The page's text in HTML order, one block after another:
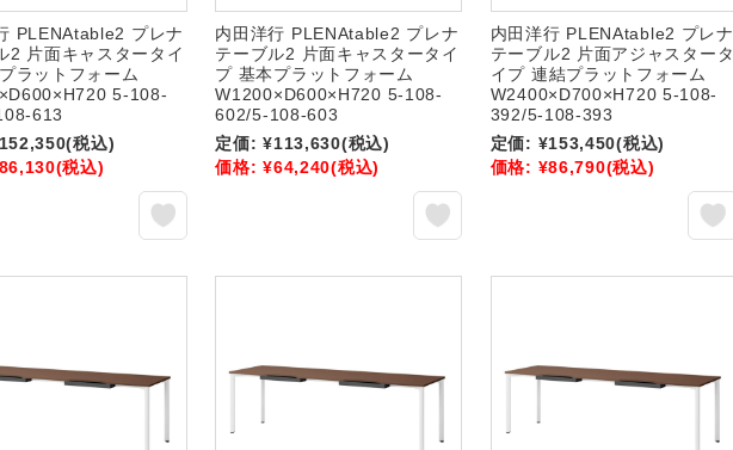
PLENAtable2 プレナ
2 片面キャスタータイ
ラットフォーム
5-108-
613
(税込)
(税込)
内田洋行 PLENAtable2 プレナ
テーブル2 片面キャスタータイ
プ 基本プラットフォーム
W1200×D600×H720 5-108-
602/5-108-603
定価: ¥113,630(税込)
価格: ¥64,240(税込)
内田洋行 PLENAtable2 プレナ
テーブル2 片面アジャスタータ
イプ 連結プラットフォーム
W2400×D700×H720 5-108-
392/5-108-393
定価: ¥153,450(税込)
価格: ¥86,790(税込)